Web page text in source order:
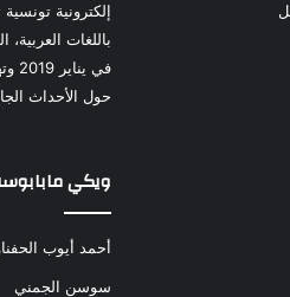
إلكترونية
باللغات
في
حول الأحداث
ويكي
أحمد أيوب
سوسن الجمني